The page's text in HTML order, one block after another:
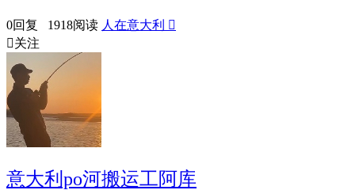
0回复 1918阅读 人在意大利 
关注
意大利po河搬运工阿库